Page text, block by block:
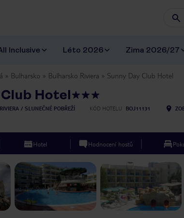
Inclusive Léto 2026 Zima 2026/27
Bulharsko Bulharsko Riviera Sunny Day Club Hotel
Hotel
SLUNEČNÉ POBŘEŽÍ KÓD HOTELU BOJ11131
Hotel Hodnocení hostů
Zůstali